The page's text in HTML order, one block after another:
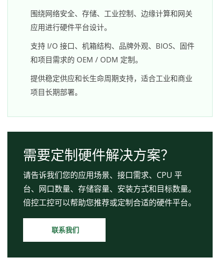
围绕网络安全、存储、工业控制、边缘计算和网关
应用进行硬件平台设计。
支持 I/O 接口、机箱结构、品牌外观、BIOS、固件
和项目需求的 OEM / ODM 定制。
提供稳定供应和长生命周期支持，适合工业和商业
项目长期部署。
需要定制硬件解决方案？
请告诉我们您的应用场景、接口需求、CPU 平
台、网口数量、存储容量、安装方式和目标数量。
倍控工控可以帮助您推荐或定制合适的硬件平台。
联系我们